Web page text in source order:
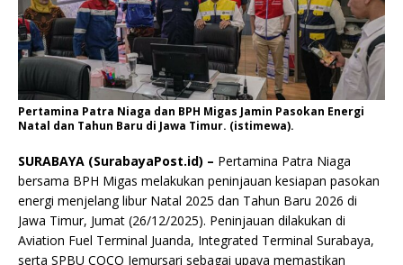
Pertamina Patra Niaga dan BPH Migas Jamin Pasokan Energi
Natal dan Tahun Baru di Jawa Timur. (istimewa).
SURABAYA (SurabayaPost.id) – Pertamina Patra Niaga
bersama BPH Migas melakukan peninjauan kesiapan pasokan
energi menjelang libur Natal 2025 dan Tahun Baru 2026 di
Jawa Timur, Jumat (26/12/2025). Peninjauan dilakukan di
Aviation Fuel Terminal Juanda, Integrated Terminal Surabaya,
serta SPBU COCO Jemursari sebagai upaya memastikan